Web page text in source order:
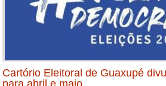
Cartório Eleitoral de Guaxupé
para abril e maio